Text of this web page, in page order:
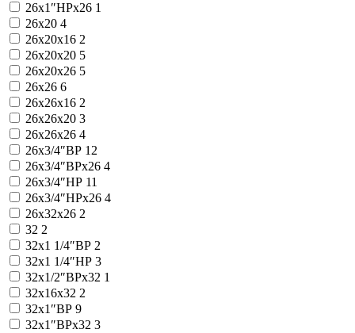
26x1″НРx26 1
26x20 4
26x20x16 2
26x20x20 5
26x20x26 5
26x26 6
26x26x16 2
26x26x20 3
26x26x26 4
26x3/4″ВР 12
26x3/4″ВРx26 4
26x3/4″НР 11
26x3/4″НРx26 4
26x32x26 2
32 2
32x1 1/4″ВР 2
32x1 1/4″НР 3
32x1/2″ВРx32 1
32x16x32 2
32x1″ВР 9
32x1″ВРx32 3